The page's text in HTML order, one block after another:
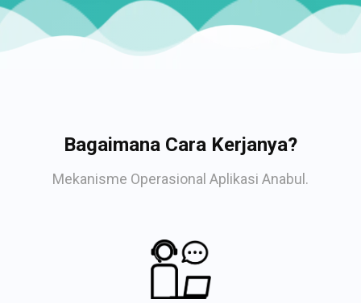
Bagaimana Cara Kerjanya?
Mekanisme Operasional Aplikasi Anabul.